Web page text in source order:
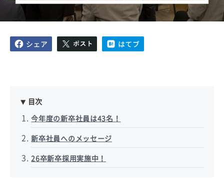
目次
今年度の新卒社員は43名！
新卒社員へのメッセージ
26卒新卒採用実施中！